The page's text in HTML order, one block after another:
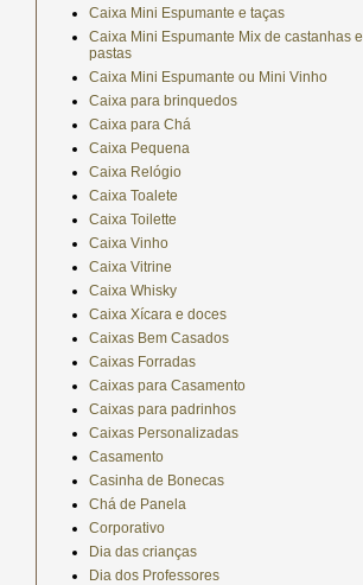
Caixa Mini Espumante e taças
Caixa Mini Espumante Mix de castanhas e
pastas
Caixa Mini Espumante ou Mini Vinho
Caixa para brinquedos
Caixa para Chá
Caixa Pequena
Caixa Relógio
Caixa Toalete
Caixa Toilette
Caixa Vinho
Caixa Vitrine
Caixa Whisky
Caixa Xícara e doces
Caixas Bem Casados
Caixas Forradas
Caixas para Casamento
Caixas para padrinhos
Caixas Personalizadas
Casamento
Casinha de Bonecas
Chá de Panela
Corporativo
Dia das crianças
Dia dos Professores